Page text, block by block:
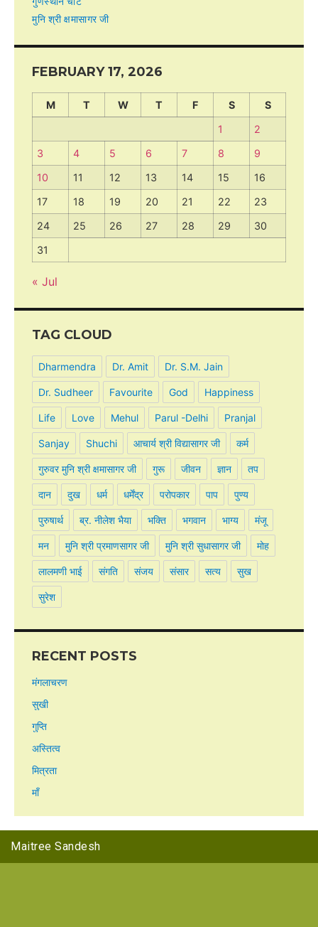
मुनि श्री क्षमासागर जी
FEBRUARY 17, 2026
M T W T F S
S
1
2
3
4 5 6 7 8
9
10
11 12 13 14 15
16
17
18 19 20 21 22
23
24
25 26 27 28 29
30
31
« Jul
TAG CLOUD
Dharmendra Dr. Amit Dr. S.M. Jain
Dr. Sudheer Favourite God Happiness
Life Love Mehul Parul -Delhi Pranjal
Sanjay Shuchi आचार्य श्री विद्यासागर जी कर्म
गुरुवर मुनि श्री क्षमासागर जी गुरू जीवन ज्ञान तप
दान दुख धर्म धर्मेंद्र परोपकार पाप पुण्य
पुरुषार्थ ब्र. नीलेश भैया भक्ति भगवान भाग्य मंजू
मन मुनि श्री प्रमाणसागर जी मुनि श्री सुधासागर जी मोह
लालमणी भाई संगति संजय संसार सत्य सुख
सुरेश
RECENT POSTS
मंगलाचरण
सुखी
गुप्ति
अस्तित्व
मित्रता
माँ
Maitree Sandesh